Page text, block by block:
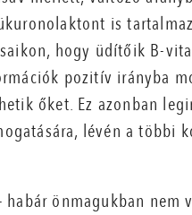
is
hogy üdítőik B-
pozitív irányba
őket. Ez azonban
lévén a többi
önmagukban nem